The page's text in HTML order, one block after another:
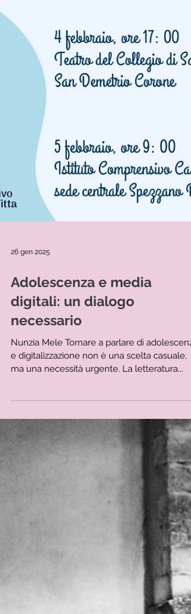
26 gen 2025
Adolescenza e media
digitali: un dialogo
necessario
Nunzia Mele Tornare a parlare di